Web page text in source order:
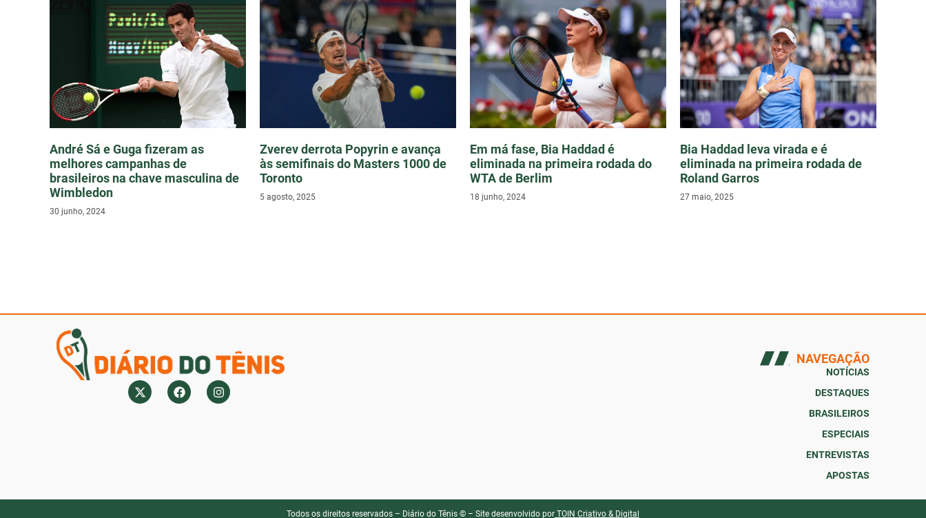
André Sá e Guga fizeram as
melhores campanhas de
brasileiros na chave masculina de
Wimbledon
30 junho, 2024
Zverev derrota Popyrin e avança
às semifinais do Masters 1000 de
Toronto
5 agosto, 2025
Em má fase, Bia Haddad é
eliminada na primeira rodada do
WTA de Berlim
18 junho, 2024
Bia Haddad leva virada e é
eliminada na primeira rodada de
Roland Garros
27 maio, 2025
NAVEGAÇÃO
NOTÍCIAS
DESTAQUES
BRASILEIROS
ESPECIAIS
ENTREVISTAS
APOSTAS
Todos os direitos reservados – Diário do Tênis © – Site desenvolvido por TOIN Criativo & Digital